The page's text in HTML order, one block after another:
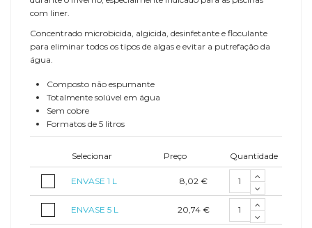
com liner.
Concentrado microbicida, algicida, desinfetante e floculante
para eliminar todos os tipos de algas e evitar a putrefação da
água.
Composto não espumante
Totalmente solúvel em água
Sem cobre
Formatos de 5 litros
Selecionar Preço Quantidade
ENVASE 1 L 8,02 €
ENVASE 5 L 20,74 €